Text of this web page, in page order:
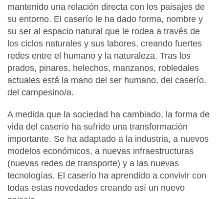
mantenido una relación directa con los paisajes de
su entorno. El caserío le ha dado forma, nombre y
su ser al espacio natural que le rodea a través de
los ciclos naturales y sus labores, creando fuertes
redes entre el humano y la naturaleza. Tras los
prados, pinares, helechos, manzanos, robledales
actuales está la mano del ser humano, del caserío,
del campesino/a.
A medida que la sociedad ha cambiado, la forma de
vida del caserío ha sufrido una transformación
importante. Se ha adaptado a la industria, a nuevos
modelos económicos, a nuevas infraestructuras
(nuevas redes de transporte) y a las nuevas
tecnologías. El caserío ha aprendido a convivir con
todas estas novedades creando así un nuevo